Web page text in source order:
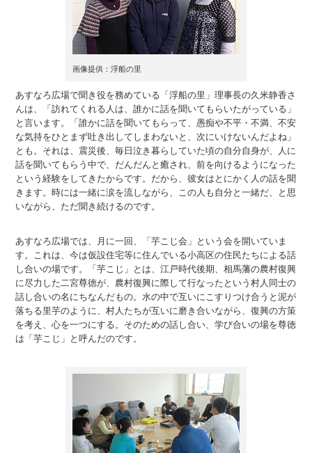
画像提供：浮船の里
あすなろ広場で聞き役を務めている「浮船の里」理事長の久米静香さ
んは、「訪れてくれる人は、誰かに話を聞いてもらいたがっている」
と言います。「誰かに話を聞いてもらって、愚痴や不平・不満、不安
な気持をひとまず吐き出してしまわないと、次にいけないんだよね」
とも。それは、震災後、毎日泣き暮らしていた頃の自分自身が、人に
話を聞いてもらう中で、だんだんと癒され、前を向けるようになった
という経験をしてきたからです。だから、彼女はとにかく人の話を聞
きます。時には一緒に涙を流しながら、この人も自分と一緒だ、と思
いながら、ただ聞き続けるのです。
あすなろ広場では、月に一回、「芋こじ会」という会を開いていま
す。これは、今は仮設住宅等に住んでいる小高区の住民たちによる話
し合いの場です。「芋こじ」とは、江戸時代後期、相馬藩の農村復興
に尽力した二宮尊徳が、農村復興に際して行なったという村人同士の
話し合いの名にちなんだもの。水の中で互いにこすりつけ合うと泥が
落ちる里芋のように、村人たちが互いに磨き合いながら、復興の方策
を考え、心を一つにする。そのための話し合い、学び合いの場を尊徳
は「芋こじ」と呼んだのです。